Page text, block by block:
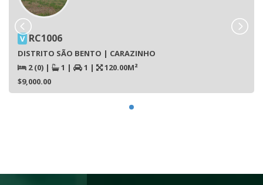
V RC1006
DISTRITO SÃO BENTO | CARAZINHO
2 (0) | 1 | 1 |
120.00M²
$9,000.00